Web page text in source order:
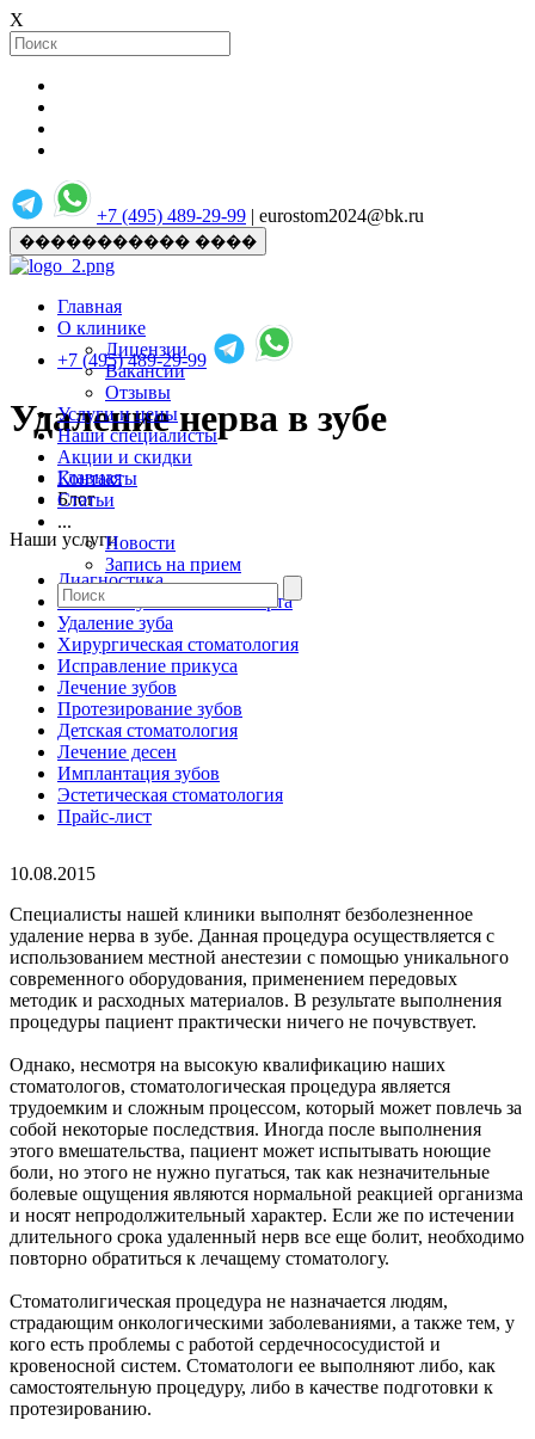
X
+7 (495) 489-29-99 | eurostom2024@bk.ru
����������� ����
Главная
О клинике
Лицензии
Вакансии
Отзывы
Услуги и цены
Наши специалисты
Акции и скидки
Контакты
Статьи
...
Новости
Запись на прием
+7 (495) 489-29-99
Удаление нерва в зубе
Главная
Блог
Наши услуги
Диагностика
Гигиена зубов и полости рта
Удаление зуба
Хирургическая стоматология
Исправление прикуса
Лечение зубов
Протезирование зубов
Детская стоматология
Лечение десен
Имплантация зубов
Эстетическая стоматология
Прайс-лист
10.08.2015
Специалисты нашей клиники выполнят безболезненное
удаление нерва в зубе. Данная процедура осуществляется с
использованием местной анестезии с помощью уникального
современного оборудования, применением передовых
методик и расходных материалов. В результате выполнения
процедуры пациент практически ничего не почувствует.
Однако, несмотря на высокую квалификацию наших
стоматологов, стоматологическая процедура является
трудоемким и сложным процессом, который может повлечь за
собой некоторые последствия. Иногда после выполнения
этого вмешательства, пациент может испытывать ноющие
боли, но этого не нужно пугаться, так как незначительные
болевые ощущения являются нормальной реакцией организма
и носят непродолжительный характер. Если же по истечении
длительного срока удаленный нерв все еще болит, необходимо
повторно обратиться к лечащему стоматологу.
Стоматолигическая процедура не назначается людям,
страдающим онкологическими заболеваниями, а также тем, у
кого есть проблемы с работой сердечнососудистой и
кровеносной систем. Стоматологи ее выполняют либо, как
самостоятельную процедуру, либо в качестве подготовки к
протезированию.